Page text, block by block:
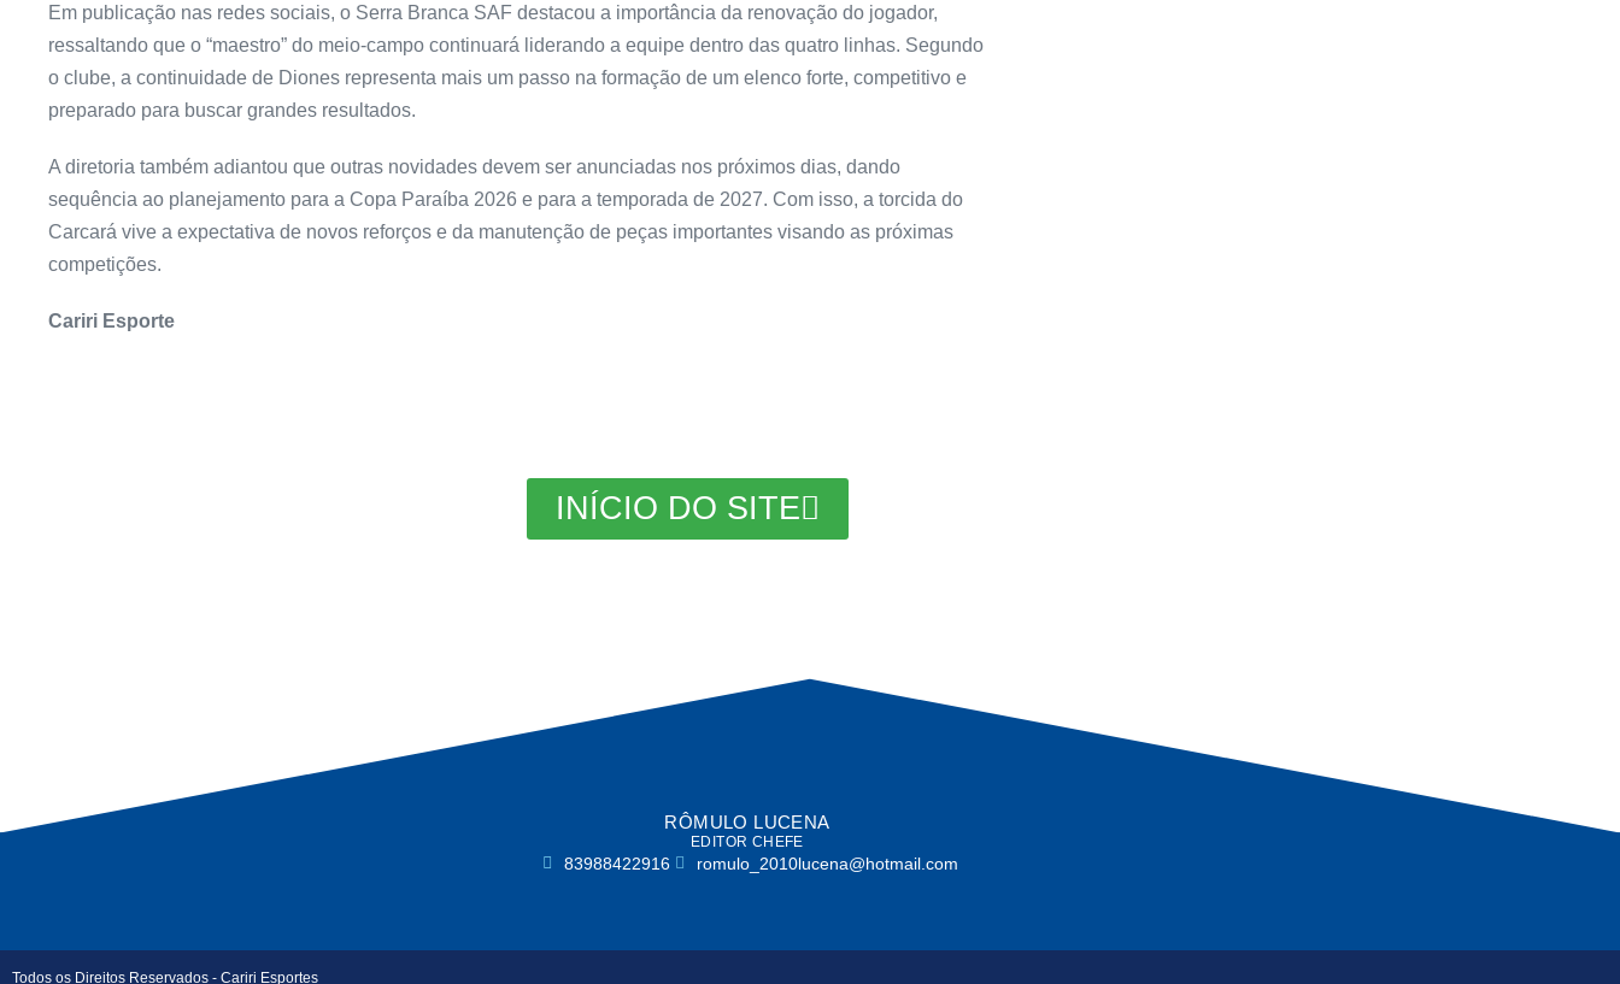
Em publicação nas redes sociais, o Serra Branca SAF destacou a importância da renovação do jogador,
ressaltando que o “maestro” do meio-campo continuará liderando a equipe dentro das quatro linhas. Segundo
o clube, a continuidade de Diones representa mais um passo na formação de um elenco forte, competitivo e
preparado para buscar grandes resultados.
A diretoria também adiantou que outras novidades devem ser anunciadas nos próximos dias, dando
sequência ao planejamento para a Copa Paraíba 2026 e para a temporada de 2027. Com isso, a torcida do
Carcará vive a expectativa de novos reforços e da manutenção de peças importantes visando as próximas
competições.
Cariri Esporte
INÍCIO DO SITE
RÔMULO LUCENA
EDITOR CHEFE
83988422916 romulo_2010lucena@hotmail.com
Todos os Direitos Reservados - Cariri Esportes